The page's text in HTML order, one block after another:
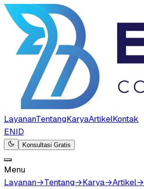
LayananTentangKaryaArtikelKontak
ENID
Konsultasi Gratis
Menu
Layanan→Tentang→Karya→Artikel→